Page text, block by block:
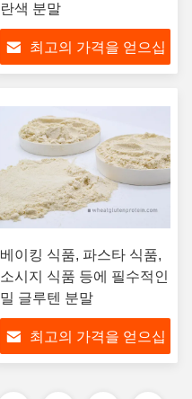
란색 분말
최고의 가격을 얻으십
베이킹 식품, 파스타 식품,
소시지 식품 등에 필수적인
밀 글루텐 분말
최고의 가격을 얻으십